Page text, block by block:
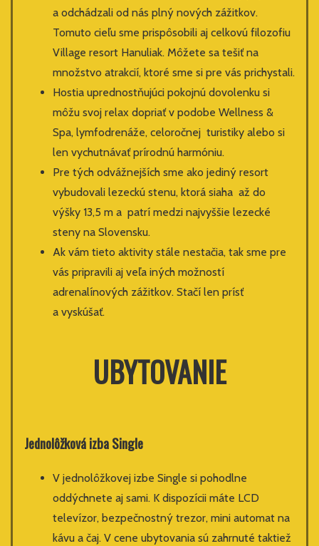
a odchádzali od nás plný nových zážitkov.
Tomuto cieľu sme prispôsobili aj celkovú filozofiu
Village resort Hanuliak. Môžete sa tešiť na
množstvo atrakcií, ktoré sme si pre vás prichystali.
Hostia uprednostňujúci pokojnú dovolenku si
môžu svoj relax dopriať v podobe Wellness &
Spa, lymfodrenáže, celoročnej turistiky alebo si
len vychutnávať prírodnú harmóniu.
Pre tých odvážnejších sme ako jediný resort
vybudovali lezeckú stenu, ktorá siaha až do
výšky 13,5 m a patrí medzi najvyššie lezecké
steny na Slovensku.
Ak vám tieto aktivity stále nestačia, tak sme pre
vás pripravili aj veľa iných možností
adrenalínových zážitkov. Stačí len prísť
a vyskúšať.
UBYTOVANIE
Jednolôžková izbaSingle
V jednolôžkovej izbe Single si pohodlne
oddýchnete aj sami. K dispozícii máte LCD
televízor, bezpečnostný trezor, mini automat na
kávu a čaj. V cene ubytovania sú zahrnuté taktiež